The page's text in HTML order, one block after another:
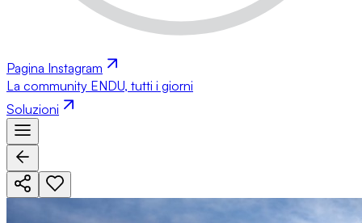
Pagina Instagram
La community ENDU, tutti i giorni
Soluzioni